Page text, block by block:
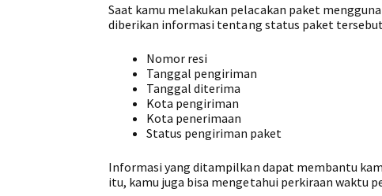
Saat kamu melakukan pelacakan paket
diberikan informasi tentang status paket
Nomor resi
Tanggal pengiriman
Tanggal diterima
Kota pengiriman
Kota penerimaan
Status pengiriman paket
Informasi yang ditampilkan dapat membantu
itu, kamu juga bisa mengetahui perkiraan waktu